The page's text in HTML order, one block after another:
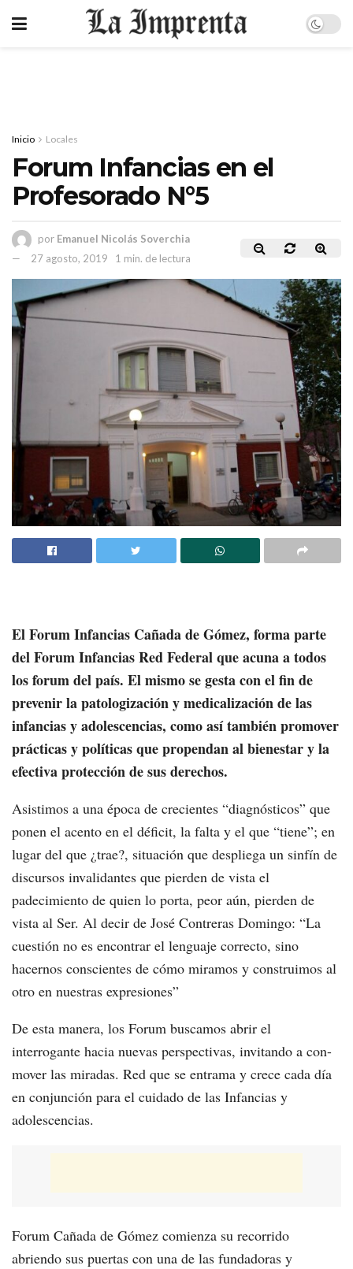
Inicio Locales
Forum Infancias en el
Profesorado N°5
por Emanuel Nicolás Soverchia
27 agosto, 2019
1 min. de lectura
El Forum Infancias Cañada de Gómez, forma parte
del Forum Infancias Red Federal que acuna a todos
los forum del país. El mismo se gesta con el fin de
prevenir la patologización y medicalización de las
infancias y adolescencias, como así también promover
prácticas y políticas que propendan al bienestar y la
efectiva protección de sus derechos.
Asistimos a una época de crecientes “diagnósticos” que
ponen el acento en el déficit, la falta y el que “tiene”; en
lugar del que ¿trae?, situación que despliega un sinfín de
discursos invalidantes que pierden de vista el
padecimiento de quien lo porta, peor aún, pierden de
vista al Ser. Al decir de José Contreras Domingo: “La
cuestión no es encontrar el lenguaje correcto, sino
hacernos conscientes de cómo miramos y construimos al
otro en nuestras expresiones”
De esta manera, los Forum buscamos abrir el
interrogante hacia nuevas perspectivas, invitando a con-
mover las miradas. Red que se entrama y crece cada día
en conjunción para el cuidado de las Infancias y
adolescencias.
Forum Cañada de Gómez comienza su recorrido
abriendo sus puertas con una de las fundadoras y